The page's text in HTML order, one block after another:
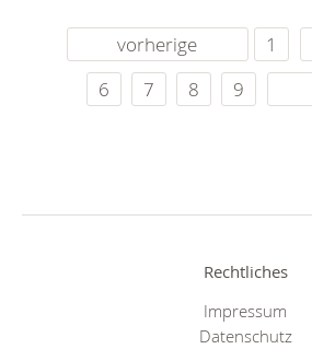
vorherige 1
6
7 8 9
Rechtliches
Impressum
Datenschutz